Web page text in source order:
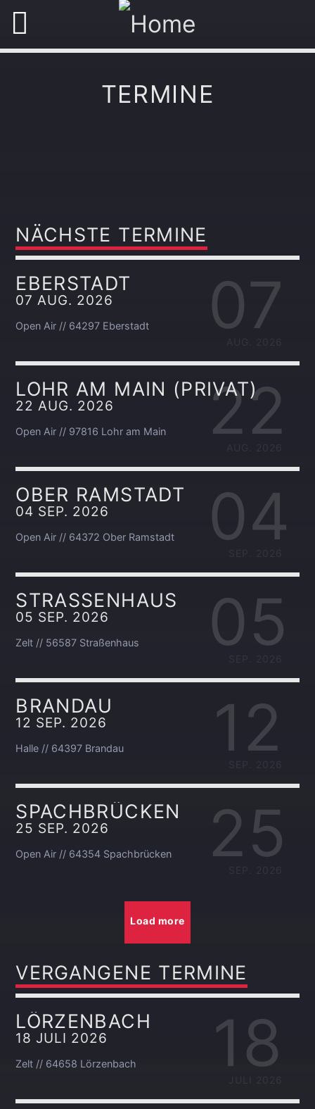
TERMINE
NÄCHSTE TERMINE
07
EBERSTADT
07 AUG. 2026
Open Air // 64297 Eberstadt
22
LOHR AM MAIN (PRIVAT)
22 AUG. 2026
Open Air // 97816 Lohr am Main
04
OBER RAMSTADT
04 SEP. 2026
Open Air // 64372 Ober Ramstadt
05
STRASSENHAUS
05 SEP. 2026
Zelt // 56587 Straßenhaus
12
BRANDAU
12 SEP. 2026
Halle // 64397 Brandau
25
SPACHBRÜCKEN
25 SEP. 2026
Open Air // 64354 Spachbrücken
Load more
VERGANGENE TERMINE
18
LÖRZENBACH
18 JULI 2026
Zelt // 64658 Lörzenbach